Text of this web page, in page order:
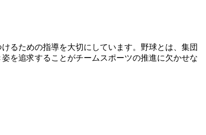
るための指導を大切にしています。野球とは、集団
を追求することが​チームスポーツの推進に欠かせな